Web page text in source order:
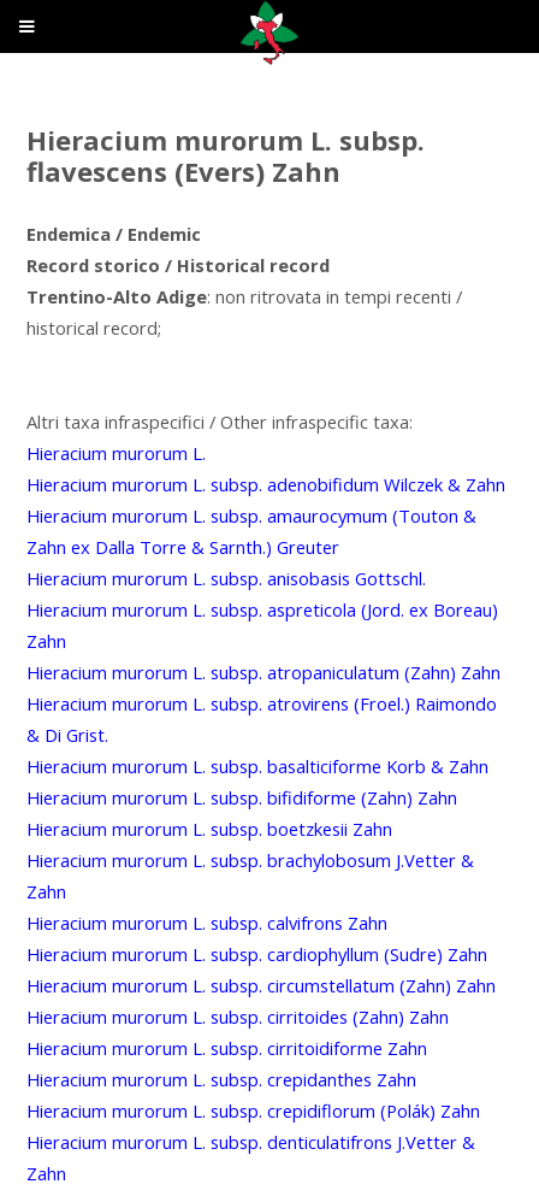
Hieracium murorum L. subsp.
flavescens (Evers) Zahn
Endemica / Endemic
Record storico / Historical record
Trentino-Alto Adige: non ritrovata in tempi recenti /
historical record;
Altri taxa infraspecifici / Other infraspecific taxa:
Hieracium murorum L.
Hieracium murorum L. subsp. adenobifidum Wilczek & Zahn
Hieracium murorum L. subsp. amaurocymum (Touton &
Zahn ex Dalla Torre & Sarnth.) Greuter
Hieracium murorum L. subsp. anisobasis Gottschl.
Hieracium murorum L. subsp. aspreticola (Jord. ex Boreau)
Zahn
Hieracium murorum L. subsp. atropaniculatum (Zahn) Zahn
Hieracium murorum L. subsp. atrovirens (Froel.) Raimondo
& Di Grist.
Hieracium murorum L. subsp. basalticiforme Korb & Zahn
Hieracium murorum L. subsp. bifidiforme (Zahn) Zahn
Hieracium murorum L. subsp. boetzkesii Zahn
Hieracium murorum L. subsp. brachylobosum J.Vetter &
Zahn
Hieracium murorum L. subsp. calvifrons Zahn
Hieracium murorum L. subsp. cardiophyllum (Sudre) Zahn
Hieracium murorum L. subsp. circumstellatum (Zahn) Zahn
Hieracium murorum L. subsp. cirritoides (Zahn) Zahn
Hieracium murorum L. subsp. cirritoidiforme Zahn
Hieracium murorum L. subsp. crepidanthes Zahn
Hieracium murorum L. subsp. crepidiflorum (Polák) Zahn
Hieracium murorum L. subsp. denticulatifrons J.Vetter &
Zahn